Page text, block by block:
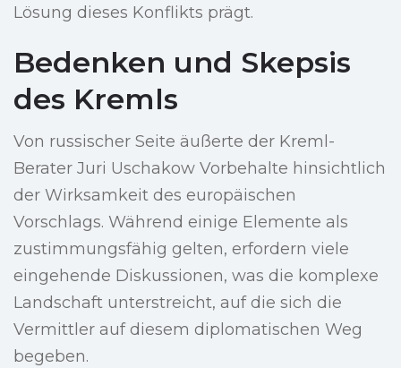
Lösung dieses Konflikts prägt.
Bedenken und Skepsis
des Kremls
Von russischer Seite äußerte der Kreml-
Berater Juri Uschakow Vorbehalte hinsichtlich
der Wirksamkeit des europäischen
Vorschlags. Während einige Elemente als
zustimmungsfähig gelten, erfordern viele
eingehende Diskussionen, was die komplexe
Landschaft unterstreicht, auf die sich die
Vermittler auf diesem diplomatischen Weg
begeben.